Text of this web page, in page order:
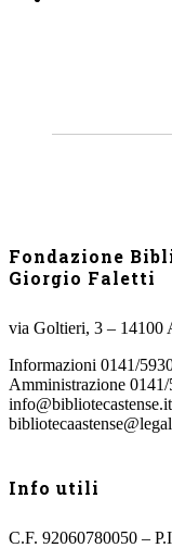
Fondazione
Giorgio Faletti
via Goltieri, 3 – 14100
Informazioni 0141/
Amministrazione 0141/
info@bibliotecastense.it
Info utili
C.F. 92060780050 –